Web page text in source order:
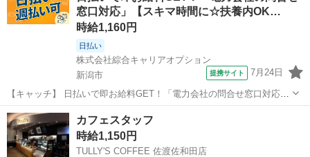
制服貸し出し 社会保...窓口対応」【スキマ時間に☆扶養内OK…
時給1,160円
日払い
株式会社綜合キャリアオプション
新潟市
提携サイト 7月24日
【キャッチ】 日払いで即お給料GET！「電力会社の問合せ窓口対応」
【スキマ時間に☆扶養内OK♪】誰でもはじめは初心者♪女性多数活躍
中！高時給1160円！ 【コメント】 製造のお仕事をお探しの方必見！
「経験ないけど大丈夫...
新潟 新潟市
カフェスタッフ
時給1,150円
TULLY'S COFFEE 佐渡佐和田店